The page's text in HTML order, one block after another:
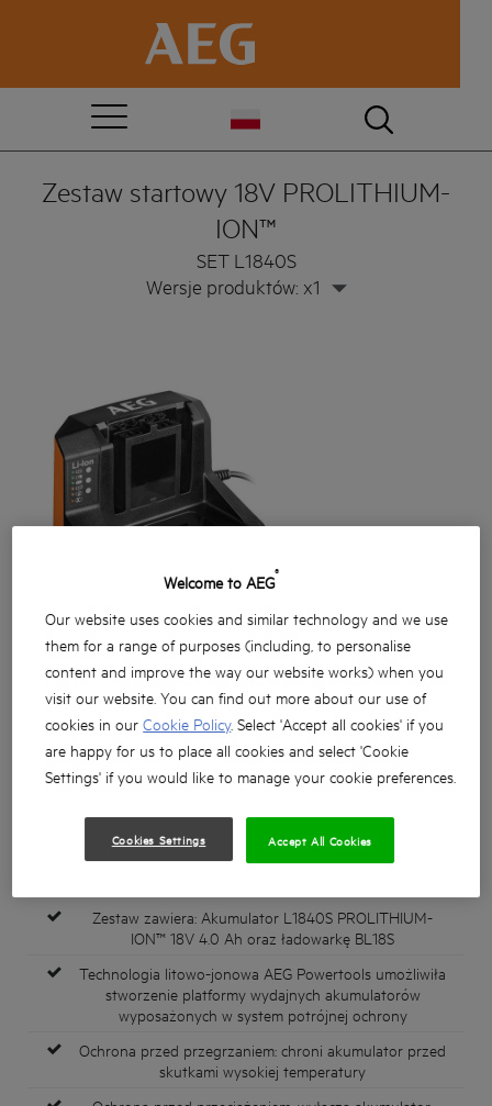
Zestaw startowy 18V PROLITHIUM-
ION™
SET L1840S
Wersje produktów: x1
Zestaw zawiera: Akumulator L1840S PROLITHIUM-
ION™ 18V 4.0 Ah oraz ładowarkę BL18S
Technologia litowo-jonowa AEG Powertools umożliwiła
stworzenie platformy wydajnych akumulatorów
wyposażonych w system potrójnej ochrony
Ochrona przed przegrzaniem: chroni akumulator przed
skutkami wysokiej temperatury
Welcome to AEG®
Our website uses cookies and similar technology and we use
them for a range of purposes (including, to personalise
content and improve the way our website works) when you
visit our website. You can find out more about our use of
cookies in ourCookie Policy. Select 'Accept all cookies' if you
are happy for us to place all cookies and select 'Cookie
Settings' if you would like to manage your cookie preferences.
Cookies Settings Accept All Cookies